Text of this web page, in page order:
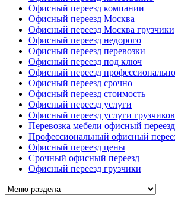
Офисный переезд компании
Офисный переезд Москва
Офисный переезд Москва грузчики
Офисный переезд недорого
Офисный переезд перевозки
Офисный переезд под ключ
Офисный переезд профессионально
Офисный переезд срочно
Офисный переезд стоимость
Офисный переезд услуги
Офисный переезд услуги грузчиков
Перевозка мебели офисный переезд
Профессиональный офисный
Офисный переезд цены
Срочный офисный переезд
Офисный переезд грузчики